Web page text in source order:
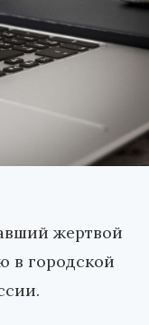
жертвой
в городской